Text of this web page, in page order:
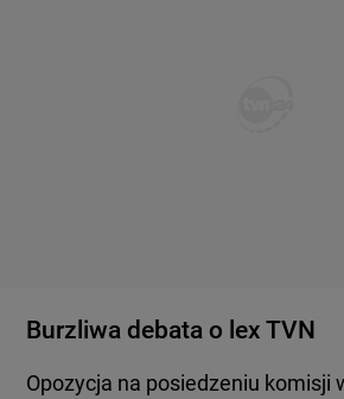
Burzliwa debata o lex TVN
Opozycja na posiedzeniu komisji